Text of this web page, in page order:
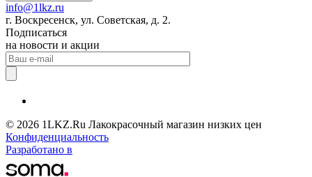
info@1lkz.ru
г. Воскресенск, ул. Советская, д. 2.
Подписаться
на новости и акции
© 2026 1LKZ.Ru Лакокрасочный магазин низких цен
Конфиденциальность
Разработано в